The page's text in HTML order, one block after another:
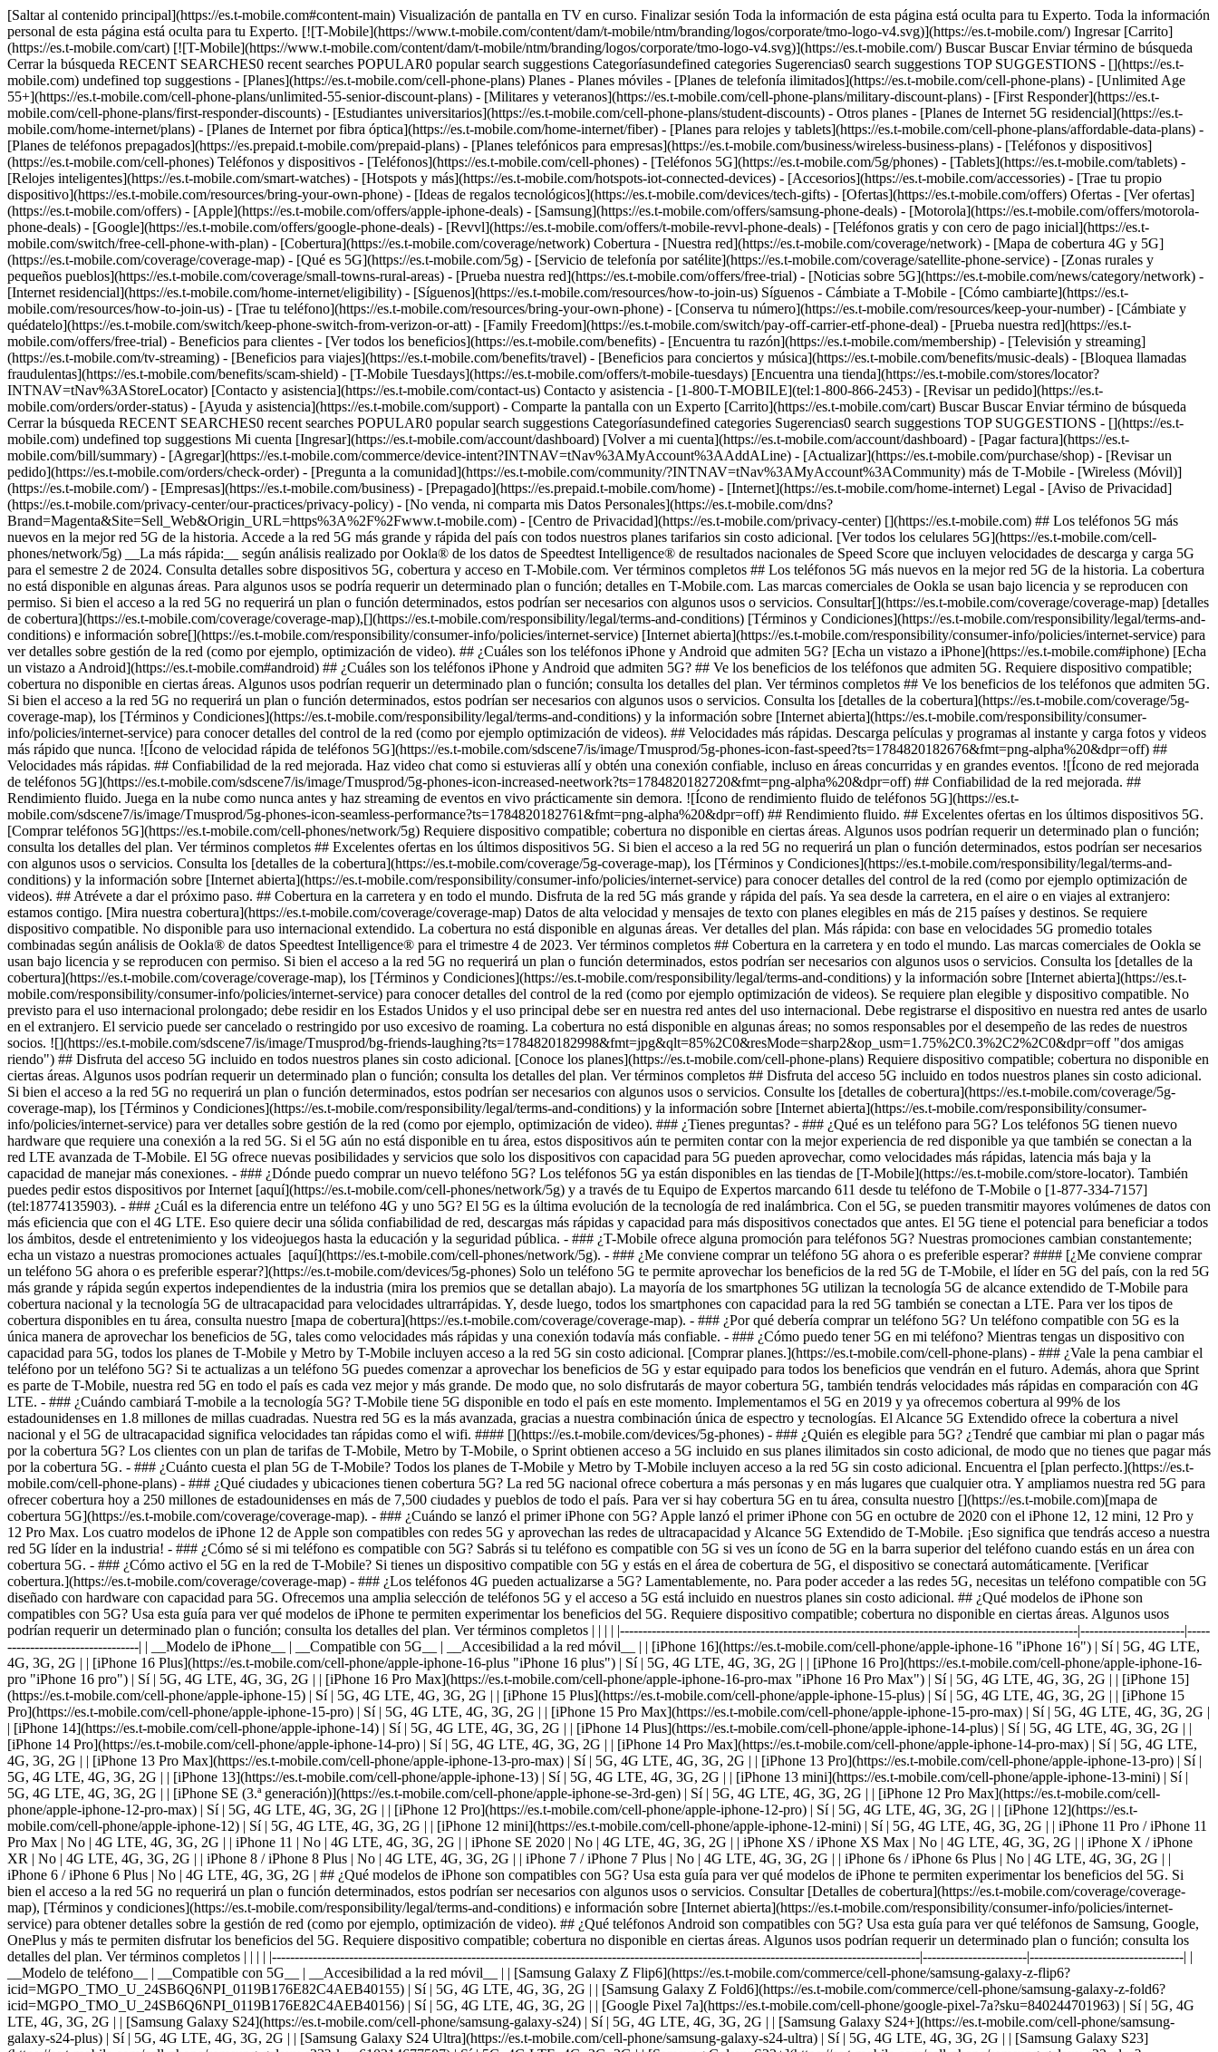
[Saltar al contenido principal](https://es.t-mobile.com#content-main) Visualización de pantalla en TV en curso. Finalizar sesión Toda la información de esta página está oculta para tu Experto. Toda la información personal de esta página está oculta para tu Experto. [![T-Mobile](https://www.t-mobile.com/content/dam/t-mobile/ntm/branding/logos/corporate/tmo-logo-v4.svg)](https://es.t-mobile.com/) Ingresar [Carrito](https://es.t-mobile.com/cart) [![T-Mobile](https://www.t-mobile.com/content/dam/t-mobile/ntm/branding/logos/corporate/tmo-logo-v4.svg)](https://es.t-mobile.com/) Buscar Buscar Enviar término de búsqueda Cerrar la búsqueda RECENT SEARCHES0 recent searches POPULAR0 popular search suggestions Categoríasundefined categories Sugerencias0 search suggestions TOP SUGGESTIONS - [](https://es.t-mobile.com) undefined top suggestions - [Planes](https://es.t-mobile.com/cell-phone-plans) Planes - Planes móviles - [Planes de telefonía ilimitados](https://es.t-mobile.com/cell-phone-plans) - [Unlimited Age 55+](https://es.t-mobile.com/cell-phone-plans/unlimited-55-senior-discount-plans) - [Militares y veteranos](https://es.t-mobile.com/cell-phone-plans/military-discount-plans) - [First Responder](https://es.t-mobile.com/cell-phone-plans/first-responder-discounts) - [Estudiantes universitarios](https://es.t-mobile.com/cell-phone-plans/student-discounts) - Otros planes - [Planes de Internet 5G residencial](https://es.t-mobile.com/home-internet/plans) - [Planes de Internet por fibra óptica](https://es.t-mobile.com/home-internet/fiber) - [Planes para relojes y tablets](https://es.t-mobile.com/cell-phone-plans/affordable-data-plans) - [Planes de teléfonos prepagados](https://es.prepaid.t-mobile.com/prepaid-plans) - [Planes telefónicos para empresas](https://es.t-mobile.com/business/wireless-business-plans) - [Teléfonos y dispositivos](https://es.t-mobile.com/cell-phones) Teléfonos y dispositivos - [Teléfonos](https://es.t-mobile.com/cell-phones) - [Teléfonos 5G](https://es.t-mobile.com/5g/phones) - [Tablets](https://es.t-mobile.com/tablets) - [Relojes inteligentes](https://es.t-mobile.com/smart-watches) - [Hotspots y más](https://es.t-mobile.com/hotspots-iot-connected-devices) - [Accesorios](https://es.t-mobile.com/accessories) - [Trae tu propio dispositivo](https://es.t-mobile.com/resources/bring-your-own-phone) - [Ideas de regalos tecnológicos](https://es.t-mobile.com/devices/tech-gifts) - [Ofertas](https://es.t-mobile.com/offers) Ofertas - [Ver ofertas](https://es.t-mobile.com/offers) - [Apple](https://es.t-mobile.com/offers/apple-iphone-deals) - [Samsung](https://es.t-mobile.com/offers/samsung-phone-deals) - [Motorola](https://es.t-mobile.com/offers/motorola-phone-deals) - [Google](https://es.t-mobile.com/offers/google-phone-deals) - [Revvl](https://es.t-mobile.com/offers/t-mobile-revvl-phone-deals) - [Teléfonos gratis y con cero de pago inicial](https://es.t-mobile.com/switch/free-cell-phone-with-plan) - [Cobertura](https://es.t-mobile.com/coverage/network) Cobertura - [Nuestra red](https://es.t-mobile.com/coverage/network) - [Mapa de cobertura 4G y 5G](https://es.t-mobile.com/coverage/coverage-map) - [Qué es 5G](https://es.t-mobile.com/5g) - [Servicio de telefonía por satélite](https://es.t-mobile.com/coverage/satellite-phone-service) - [Zonas rurales y pequeños pueblos](https://es.t-mobile.com/coverage/small-towns-rural-areas) - [Prueba nuestra red](https://es.t-mobile.com/offers/free-trial) - [Noticias sobre 5G](https://es.t-mobile.com/news/category/network) - [Internet residencial](https://es.t-mobile.com/home-internet/eligibility) - [Síguenos](https://es.t-mobile.com/resources/how-to-join-us) Síguenos - Cámbiate a T-Mobile - [Cómo cambiarte](https://es.t-mobile.com/resources/how-to-join-us) - [Trae tu teléfono](https://es.t-mobile.com/resources/bring-your-own-phone) - [Conserva tu número](https://es.t-mobile.com/resources/keep-your-number) - [Cámbiate y quédatelo](https://es.t-mobile.com/switch/keep-phone-switch-from-verizon-or-att) - [Family Freedom](https://es.t-mobile.com/switch/pay-off-carrier-etf-phone-deal) - [Prueba nuestra red](https://es.t-mobile.com/offers/free-trial) - Beneficios para clientes - [Ver todos los beneficios](https://es.t-mobile.com/benefits) - [Encuentra tu razón](https://es.t-mobile.com/membership) - [Televisión y streaming](https://es.t-mobile.com/tv-streaming) - [Beneficios para viajes](https://es.t-mobile.com/benefits/travel) - [Beneficios para conciertos y música](https://es.t-mobile.com/benefits/music-deals) - [Bloquea llamadas fraudulentas](https://es.t-mobile.com/benefits/scam-shield) - [T-Mobile Tuesdays](https://es.t-mobile.com/offers/t-mobile-tuesdays) [Encuentra una tienda](https://es.t-mobile.com/stores/locator?INTNAV=tNav%3AStoreLocator) [Contacto y asistencia](https://es.t-mobile.com/contact-us) Contacto y asistencia - [1-800-T-MOBILE](tel:1-800-866-2453) - [Revisar un pedido](https://es.t-mobile.com/orders/order-status) - [Ayuda y asistencia](https://es.t-mobile.com/support) - Comparte la pantalla con un Experto [Carrito](https://es.t-mobile.com/cart) Buscar Buscar Enviar término de búsqueda Cerrar la búsqueda RECENT SEARCHES0 recent searches POPULAR0 popular search suggestions Categoríasundefined categories Sugerencias0 search suggestions TOP SUGGESTIONS - [](https://es.t-mobile.com) undefined top suggestions Mi cuenta [Ingresar](https://es.t-mobile.com/account/dashboard) [Volver a mi cuenta](https://es.t-mobile.com/account/dashboard) - [Pagar factura](https://es.t-mobile.com/bill/summary) - [Agregar](https://es.t-mobile.com/commerce/device-intent?INTNAV=tNav%3AMyAccount%3AAddALine) - [Actualizar](https://es.t-mobile.com/purchase/shop) - [Revisar un pedido](https://es.t-mobile.com/orders/check-order) - [Pregunta a la comunidad](https://es.t-mobile.com/community/?INTNAV=tNav%3AMyAccount%3ACommunity) más de T-Mobile - [Wireless (Móvil)](https://es.t-mobile.com/) - [Empresas](https://es.t-mobile.com/business) - [Prepagado](https://es.prepaid.t-mobile.com/home) - [Internet](https://es.t-mobile.com/home-internet) Legal - [Aviso de Privacidad](https://es.t-mobile.com/privacy-center/our-practices/privacy-policy) - [No venda, ni comparta mis Datos Personales](https://es.t-mobile.com/dns?Brand=Magenta&Site=Sell_Web&Origin_URL=https%3A%2F%2Fwww.t-mobile.com) - [Centro de Privacidad](https://es.t-mobile.com/privacy-center) [](https://es.t-mobile.com) ## Los teléfonos 5G más nuevos en la mejor red 5G de la historia. Accede a la red 5G más grande y rápida del país con todos nuestros planes tarifarios sin costo adicional. [Ver todos los celulares 5G](https://es.t-mobile.com/cell-phones/network/5g) __La más rápida:__ según análisis realizado por Ookla® de los datos de Speedtest Intelligence® de resultados nacionales de Speed Score que incluyen velocidades de descarga y carga 5G para el semestre 2 de 2024. Consulta detalles sobre dispositivos 5G, cobertura y acceso en T-Mobile.com. Ver términos completos ## Los teléfonos 5G más nuevos en la mejor red 5G de la historia. La cobertura no está disponible en algunas áreas. Para algunos usos se podría requerir un determinado plan o función; detalles en T-Mobile.com. Las marcas comerciales de Ookla se usan bajo licencia y se reproducen con permiso. Si bien el acceso a la red 5G no requerirá un plan o función determinados, estos podrían ser necesarios con algunos usos o servicios. Consultar[](https://es.t-mobile.com/coverage/coverage-map) [detalles de cobertura](https://es.t-mobile.com/coverage/coverage-map),[](https://es.t-mobile.com/responsibility/legal/terms-and-conditions) [Términos y Condiciones](https://es.t-mobile.com/responsibility/legal/terms-and-conditions) e información sobre[](https://es.t-mobile.com/responsibility/consumer-info/policies/internet-service) [Internet abierta](https://es.t-mobile.com/responsibility/consumer-info/policies/internet-service) para ver detalles sobre gestión de la red (como por ejemplo, optimización de video). ## ¿Cuáles son los teléfonos iPhone y Android que admiten 5G? [Echa un vistazo a iPhone](https://es.t-mobile.com#iphone) [Echa un vistazo a Android](https://es.t-mobile.com#android) ## ¿Cuáles son los teléfonos iPhone y Android que admiten 5G? ## Ve los beneficios de los teléfonos que admiten 5G. Requiere dispositivo compatible; cobertura no disponible en ciertas áreas. Algunos usos podrían requerir un determinado plan o función; consulta los detalles del plan. Ver términos completos ## Ve los beneficios de los teléfonos que admiten 5G. Si bien el acceso a la red 5G no requerirá un plan o función determinados, estos podrían ser necesarios con algunos usos o servicios. Consulta los [detalles de la cobertura](https://es.t-mobile.com/coverage/5g-coverage-map), los [Términos y Condiciones](https://es.t-mobile.com/responsibility/legal/terms-and-conditions) y la información sobre [Internet abierta](https://es.t-mobile.com/responsibility/consumer-info/policies/internet-service) para conocer detalles del control de la red (como por ejemplo optimización de videos). ## Velocidades más rápidas. Descarga películas y programas al instante y carga fotos y videos más rápido que nunca. ![Ícono de velocidad rápida de teléfonos 5G](https://es.t-mobile.com/sdscene7/is/image/Tmusprod/5g-phones-icon-fast-speed?ts=1784820182676&fmt=png-alpha%20&dpr=off) ## Velocidades más rápidas. ## Confiabilidad de la red mejorada. Haz video chat como si estuvieras allí y obtén una conexión confiable, incluso en áreas concurridas y en grandes eventos. ![Ícono de red mejorada de teléfonos 5G](https://es.t-mobile.com/sdscene7/is/image/Tmusprod/5g-phones-icon-increased-neetwork?ts=1784820182720&fmt=png-alpha%20&dpr=off) ## Confiabilidad de la red mejorada. ## Rendimiento fluido. Juega en la nube como